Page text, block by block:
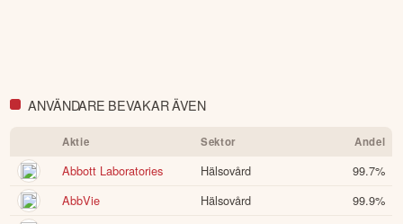
ANVÄNDARE BEVAKAR ÄVEN
Aktie Sektor Andel